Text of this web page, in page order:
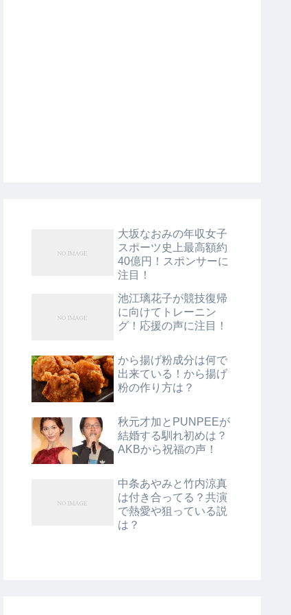
大坂なおみの年収女子
スポーツ史上最高額約
40億円！スポンサーに
注目！
池江璃花子が競技復帰
に向けてトレーニン
グ！応援の声に注目！
から揚げ粉成分は何で
出来ている！から揚げ
粉の作り方は？
秋元才加とPUNPEEが
結婚する馴れ初めは？
AKBから祝福の声！
中条あやみと竹内涼真
は付き合ってる？共演
で熱愛や狙っている説
は？